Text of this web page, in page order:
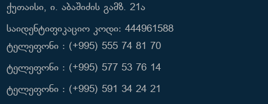
ქუთაისი, ი. აბაშიძის გამზ. 21ა
საიდენტიფიკაციო კოდი: 444961588
ტელეფონი : (+995) 555 74 81 70
ტელეფონი : (+995) 577 53 76 14
ტელეფონი : (+995) 591 34 24 21